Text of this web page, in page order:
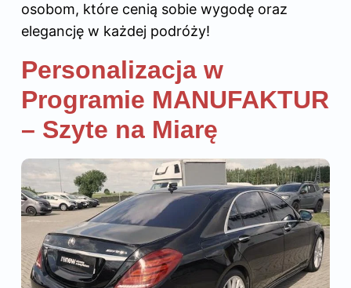
osobom, które cenią sobie wygodę oraz
elegancję w każdej podróży!
Personalizacja w
Programie MANUFAKTUR
– Szyte na Miarę